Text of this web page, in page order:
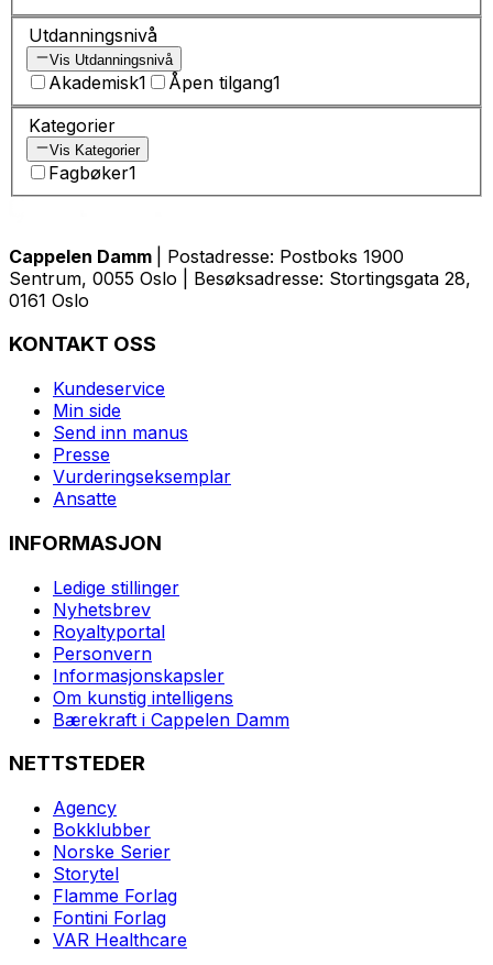
Utdanningsnivå
Vis Utdanningsnivå
Akademisk1 Åpen tilgang1
Kategorier
Vis Kategorier
Fagbøker1
Cappelen Damm
| Postadresse: Postboks 1900
Sentrum, 0055 Oslo | Besøksadresse: Stortingsgata 28,
0161 Oslo
KONTAKT OSS
Kundeservice
Min side
Send inn manus
Presse
Vurderingseksemplar
Ansatte
INFORMASJON
Ledige stillinger
Nyhetsbrev
Royaltyportal
Personvern
Informasjonskapsler
Om kunstig intelligens
Bærekraft i Cappelen Damm
NETTSTEDER
Agency
Bokklubber
Norske Serier
Storytel
Flamme Forlag
Fontini Forlag
VAR Healthcare